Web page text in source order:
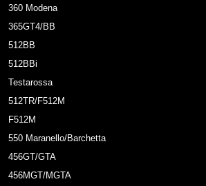
360 Modena
365GT4/BB
512BB
512BBi
Testarossa
512TR/F512M
F512M
550 Maranello/Barchetta
456GT/GTA
456MGT/MGTA